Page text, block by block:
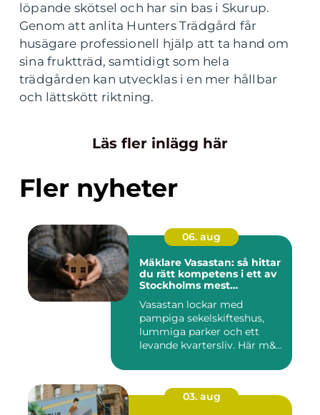
löpande skötsel och har sin bas i Skurup.
Genom att anlita Hunters Trädgård får
husägare professionell hjälp att ta hand om
sina fruktträd, samtidigt som hela
trädgården kan utvecklas i en mer hållbar
och lättskött riktning.
Läs fler inlägg här
Fler nyheter
06. aug
Mäklare Vasastan: så hittar
du rätt kompetens i ett av
Stockholms mest
Vasastan lockar med
pampiga sekelskifteshus,
lummiga parker och ett
levande kvartersliv. Här m&...
03. aug